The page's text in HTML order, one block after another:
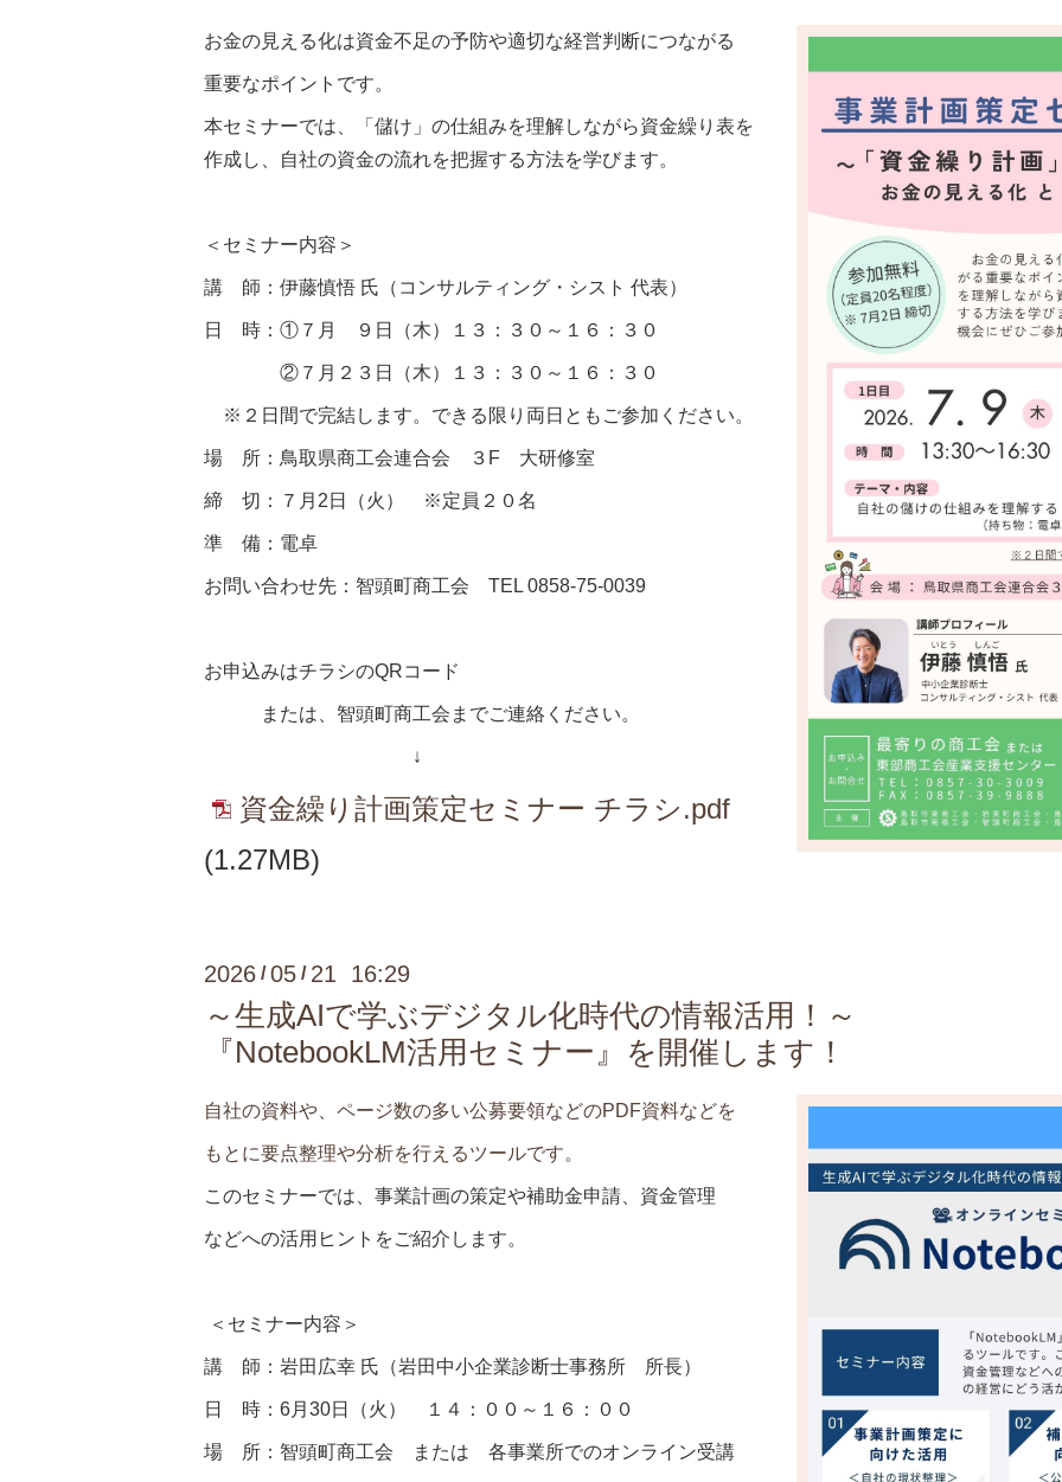
お金の見える化は資金不足の予防や適切な経営判断につながる
重要なポイントです。
本セミナーでは、「儲け」の仕組みを理解しながら資金繰り表を
作成し、自社の資金の流れを把握する方法を学びます。
＜セミナー内容＞
講 師：伊藤慎悟 氏（コンサルティング・シスト 代表）
日 時：①７月 ９日（木）１３：３０～１６：３０
②７月２３日（木）１３：３０～１６：３０
※２日間で完結します。できる限り両日ともご参加ください。
場 所：鳥取県商工会連合会 ３F 大研修室
締 切：７月2日（火） ※定員２０名
準 備：電卓
お問い合わせ先：智頭町商工会 TEL 0858-75-0039
お申込みはチラシのQRコード
または、智頭町商工会までご連絡ください。
↓
資金繰り計画策定セミナー チラシ.pdf
(1.27MB)
2026 /05 / 21 16:29
～生成AIで学ぶデジタル化時代の情報活用！～
『NotebookLM活用セミナー』を開催します！
自社の資料や、ページ数の多い公募要領などのPDF資料などを
もとに要点整理や分析を行えるツールです。
このセミナーでは、事業計画の策定や補助金申請、資金管理
などへの活用ヒントをご紹介します。
＜セミナー内容＞
講 師：岩田広幸 氏（岩田中小企業診断士事務所 所長）
日 時：6月30日（火） １４：００～１６：００
場 所：智頭町商工会 または 各事業所でのオンライン受講